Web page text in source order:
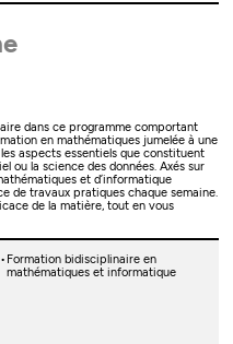
dans ce programme comportant
en mathématiques jumelée à une
aspects essentiels que constituent
ou la science des données. Axés sur
et d’informatique
de travaux pratiques chaque semaine.
de la matière, tout en vous
Formation bidisciplinaire en
mathématiques et informatique